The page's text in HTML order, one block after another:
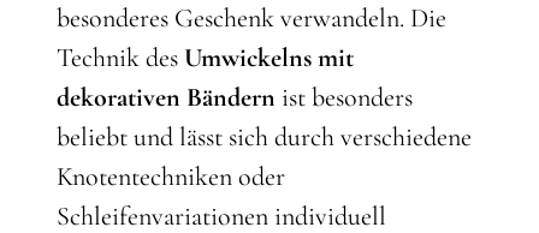
besonderes Geschenk verwandeln. Die
Technik des Umwickelns mit
dekorativen Bändern ist besonders
beliebt und lässt sich durch verschiedene
Knotentechniken oder
Schleifenvariationen individuell